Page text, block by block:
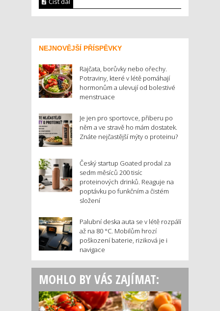
NEJNOVĚJŠÍ PŘÍSPĚVKY
Rajčata, borůvky nebo ořechy.
Potraviny, které v létě pomáhají
hormonům a ulevují od bolestivé
menstruace
Je jen pro sportovce, přiberu po
něm a ve stravě ho mám dostatek.
Znáte nejčastější mýty o proteinu?
Český startup Goated prodal za
sedm měsíců 200 tisíc
proteinových drinků. Reaguje na
poptávku po funkčním a čistém
složení
Palubní deska auta se v létě rozpálí
až na 80 °C. Mobilům hrozí
poškození baterie, riziková je i
navigace
MOHLO BY VÁS ZAJÍMAT: